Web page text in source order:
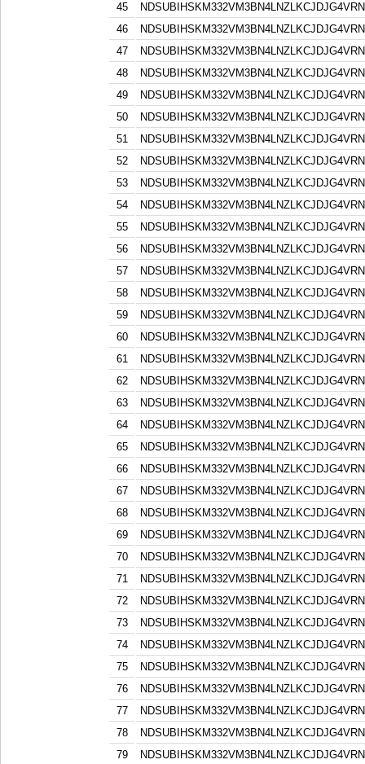
45
46
47
48
49
50
51
52
53
54
55
56
57
58
59
60
61
62
63
64
65
66
67
68
69
70
71
72
73
74
75
76
77
78
79